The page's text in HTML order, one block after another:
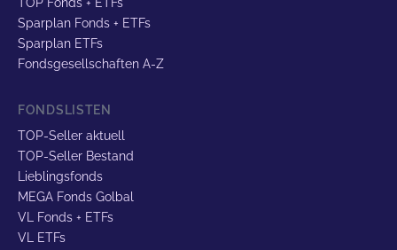
Sparplan Fonds + ETFs
Sparplan ETFs
Fondsgesellschaften A-Z
FONDSLISTEN
TOP-Seller aktuell
TOP-Seller Bestand
Lieblingsfonds
MEGA Fonds Golbal
VL Fonds + ETFs
VL ETFs